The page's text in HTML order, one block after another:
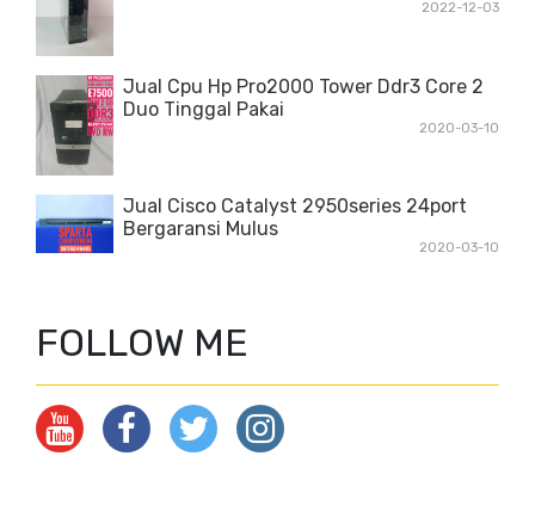
2022-12-03
Jual Cpu Hp Pro2000 Tower Ddr3 Core 2
Duo Tinggal Pakai
2020-03-10
Jual Cisco Catalyst 2950series 24port
Bergaransi Mulus
2020-03-10
FOLLOW ME